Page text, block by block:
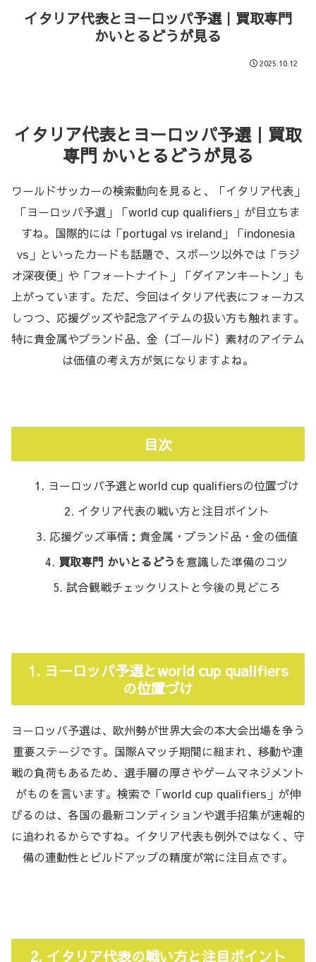
イタリア代表とヨーロッパ予選｜買取専門
かいとるどうが見る
2025.10.12
イタリア代表とヨーロッパ予選｜買取
専門 かいとるどうが見る
ワールドサッカーの検索動向を見ると、「イタリア代表」
「ヨーロッパ予選」「world cup qualifiers」が目立ちま
すね。国際的には「portugal vs ireland」「indonesia
vs」といったカードも話題で、スポーツ以外では「ラジ
オ深夜便」や「フォートナイト」「ダイアンキートン」も
上がっています。ただ、今回はイタリア代表にフォーカス
しつつ、応援グッズや記念アイテムの扱い方も触れます。
特に貴金属やブランド品、金（ゴールド）素材のアイテム
は価値の考え方が気になりますよね。
目次
ヨーロッパ予選とworld cup qualifiersの位置づけ
イタリア代表の戦い方と注目ポイント
応援グッズ事情：貴金属・ブランド品・金の価値
買取専門 かいとるどうを意識した準備のコツ
試合観戦チェックリストと今後の見どころ
1. ヨーロッパ予選とworld cup qualifiers
の位置づけ
ヨーロッパ予選は、欧州勢が世界大会の本大会出場を争う
重要ステージです。国際Aマッチ期間に組まれ、移動や連
戦の負荷もあるため、選手層の厚さやゲームマネジメント
がものを言います。検索で「world cup qualifiers」が伸
びるのは、各国の最新コンディションや選手招集が速報的
に追われるからですね。イタリア代表も例外ではなく、守
備の連動性とビルドアップの精度が常に注目点です。
2. イタリア代表の戦い方と注目ポイント